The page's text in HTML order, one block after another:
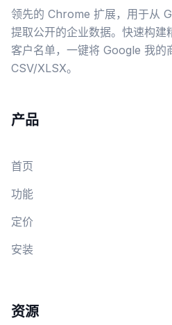
领先的 Chrome 扩展，用于从
提取公开的企业数据。快速构建
客户名单，一键将 Google 我的
CSV/XLSX。
产品
首页
功能
定价
安装
资源